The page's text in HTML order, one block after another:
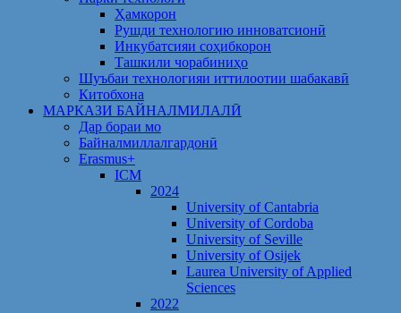
Ҳамкорон
Рушди технологию инноватсионӣ
Инкубатсияи соҳибкорон
Ташкили чорабиниҳо
Шуъбаи технологияи иттилоотии шабакавӣ
Китобхона
МАРКАЗИ БАЙНАЛМИЛАЛӢ
Дар бораи мо
Байналмиллалгардонӣ
Erasmus+
ICM
2024
University of Cantabria
University of Cordoba
University of Seville
University of Osijek
Laurea University of Applied
Sciences
2022